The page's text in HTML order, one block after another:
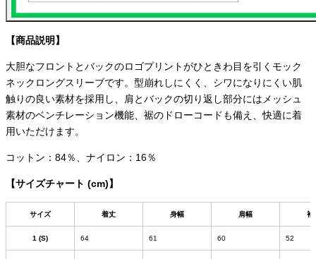
【商品説明】
大胆なフロントとバックのロゴプリントがひときわ目を引くモック
ネックロングスリーブです。型崩れしにくく、シワになりにくい肌
触りの良い素材を採用し、肩とバックの切り返し部分にはメッシュ
素材のベンチレーション機能、裾のドローコードも備え、快適に着
用いただけます。
コットン：84％、ナイロン：16％
【サイズチャート (cm)】
サイズ 着丈 身幅 肩幅 袖
1 (S) 64 61 60 52